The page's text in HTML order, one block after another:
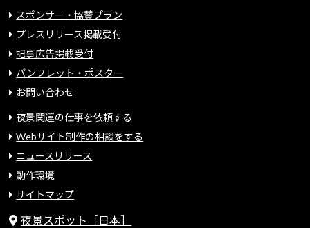
スポンサー・協賛プラン
プレスリリース掲載受付
記事広告掲載受付
パンフレット・ポスター
お問い合わせ
夜景関連の仕事を依頼する
Webサイト制作の相談をする
ニュースリリース
動作環境
サイトマップ
夜景スポット［日本］